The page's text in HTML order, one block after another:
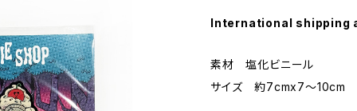
International shipping
素材 塩化ビニール
サイズ 約7cmx7〜10cm